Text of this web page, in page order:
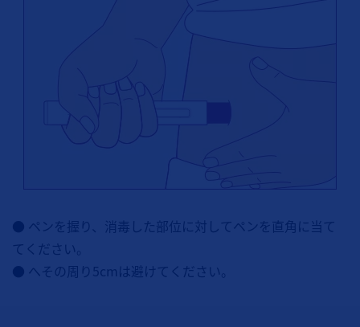
● ペンを握り、消毒した部位に対してペンを直角に当て
てください。
● へその周り5cmは避けてください。